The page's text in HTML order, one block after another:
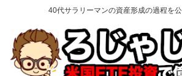
40代サラリーマンの資産形成の過程を